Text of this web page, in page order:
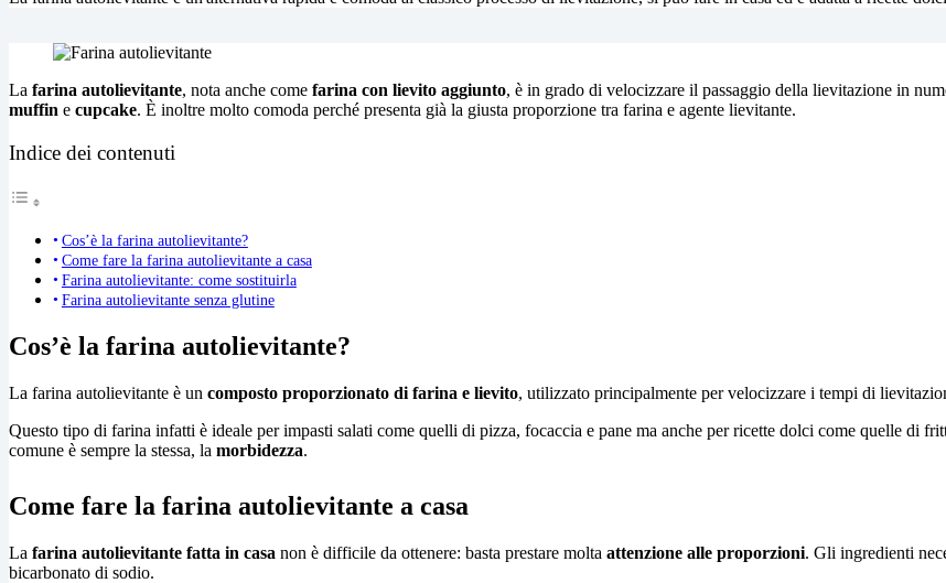
La farina autolievitante, nota anche come farina con lievito aggiunto, è in grado di velocizzare il passaggio della lievitazione in
muffin e cupcake. È inoltre molto comoda perché presenta già la giusta proporzione tra farina e agente lievitante.
Indice dei contenuti
Cos’è la farina autolievitante?
Come fare la farina autolievitante a casa
Farina autolievitante: come sostituirla
Farina autolievitante senza glutine
Cos’è la farina autolievitante?
La farina autolievitante è un composto proporzionato di farina e lievito, utilizzato principalmente per velocizzare i tempi di
Questo tipo di farina infatti è ideale per impasti salati come quelli di pizza, focaccia e pane ma anche per ricette dolci come quelle di
comune è sempre la stessa, la morbidezza.
Come fare la farina autolievitante a casa
La farina autolievitante fatta in casa non è difficile da ottenere: basta prestare molta attenzione alle proporzioni. Gli ingredienti
bicarbonato di sodio.